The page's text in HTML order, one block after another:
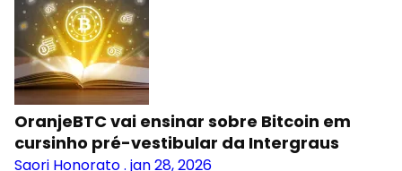
OranjeBTC vai ensinar sobre Bitcoin em
cursinho pré-vestibular da Intergraus
Saori Honorato. jan 28, 2026